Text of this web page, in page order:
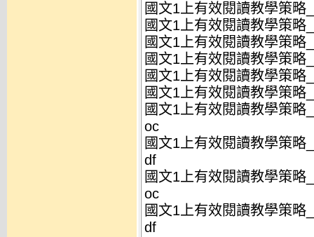
國文1上有效閱讀教學策
國文1上有效閱讀教學策
國文1上有效閱讀教學策
國文1上有效閱讀教學策
國文1上有效閱讀教學策
國文1上有效閱讀教學策
國文1上有效閱讀教學策
oc
國文1上有效閱讀教學策
df
國文1上有效閱讀教學策
oc
國文1上有效閱讀教學策
df